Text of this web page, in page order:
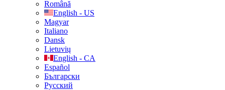
Română
English - US
Magyar
Italiano
Dansk
Lietuvių
English - CA
Español
Български
Русский